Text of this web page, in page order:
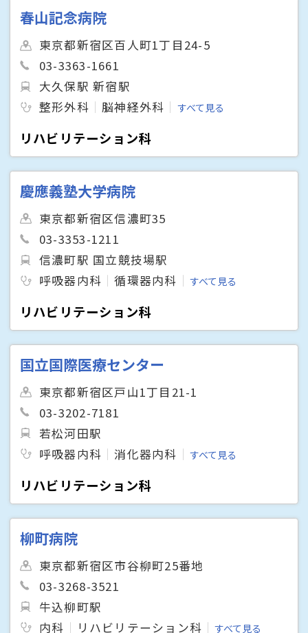
春山記念病院
東京都新宿区百人町1丁目24-5
03-3363-1661
大久保駅 新宿駅
整形外科
脳神経外科 すべて見る
リハビリテーション科
慶應義塾大学病院
東京都新宿区信濃町35
03-3353-1211
信濃町駅 国立競技場駅
呼吸器内科
循環器内科 すべて見る
リハビリテーション科
国立国際医療センター
東京都新宿区戸山1丁目21-1
03-3202-7181
若松河田駅
呼吸器内科
消化器内科 すべて見る
リハビリテーション科
柳町病院
東京都新宿区市谷柳町25番地
03-3268-3521
牛込柳町駅
内科
リハビリテーション科 すべて見る